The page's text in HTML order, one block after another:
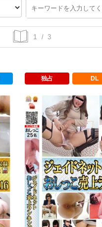
/ 3
独占 DL